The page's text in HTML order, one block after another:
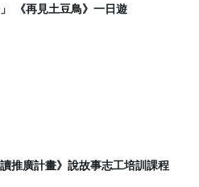
《再見土豆鳥》一日遊
推廣計畫》說故事志工培訓課程